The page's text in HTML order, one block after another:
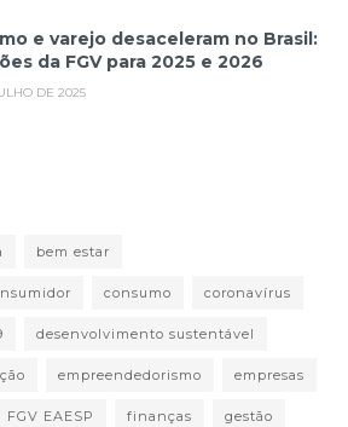
e varejo desaceleram no Brasil:
da FGV para 2025 e 2026
DE 2025
bem estar
consumo coronavírus
desenvolvimento sustentável
empreendedorismo empresas
FGV EAESP finanças gestão